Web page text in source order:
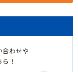
合わせや
！